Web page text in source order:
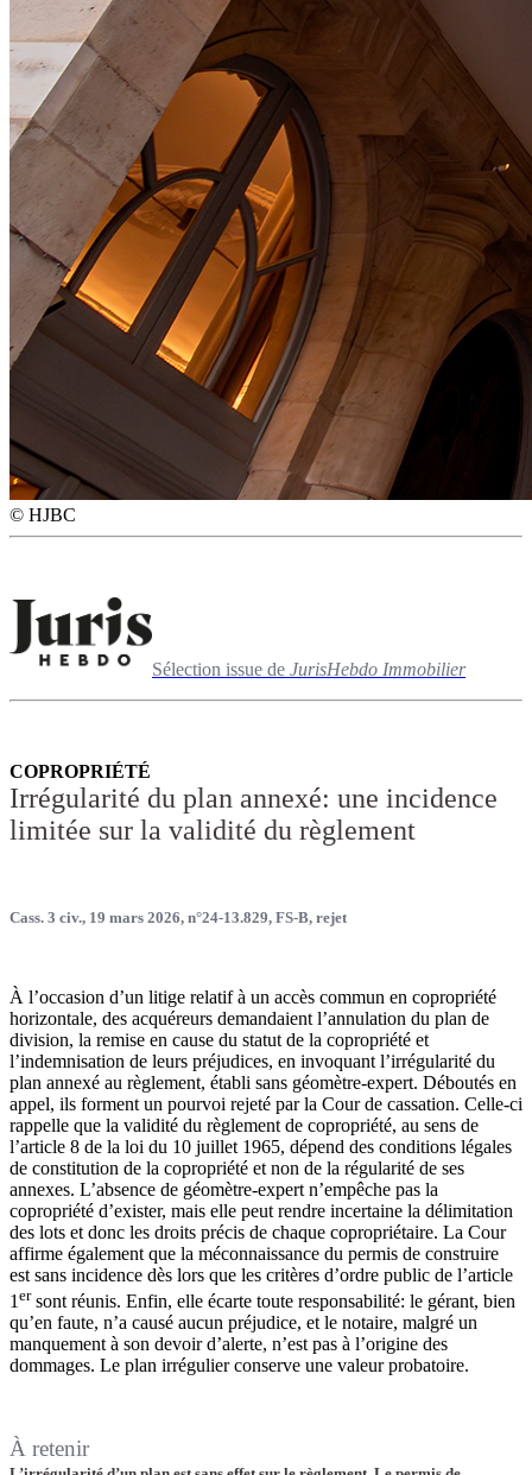
© HJBC
Sélection issue de JurisHebdo Immobilier
COPROPRIÉTÉ
Irrégularité du plan annexé: une incidence
limitée sur la validité du règlement
Cass. 3 civ., 19 mars 2026, n°24-13.829, FS-B, rejet
À l’occasion d’un litige relatif à un accès commun en copropriété
horizontale, des acquéreurs demandaient l’annulation du plan de
division, la remise en cause du statut de la copropriété et
l’indemnisation de leurs préjudices, en invoquant l’irrégularité du
plan annexé au règlement, établi sans géomètre-expert. Déboutés en
appel, ils forment un pourvoi rejeté par la Cour de cassation. Celle-ci
rappelle que la validité du règlement de copropriété, au sens de
l’article 8 de la loi du 10 juillet 1965, dépend des conditions légales
de constitution de la copropriété et non de la régularité de ses
annexes. L’absence de géomètre-expert n’empêche pas la
copropriété d’exister, mais elle peut rendre incertaine la délimitation
des lots et donc les droits précis de chaque copropriétaire. La Cour
affirme également que la méconnaissance du permis de construire
est sans incidence dès lors que les critères d’ordre public de l’article
1 ersont réunis. Enfin, elle écarte toute responsabilité: le gérant, bien
qu’en faute, n’a causé aucun préjudice, et le notaire, malgré un
manquement à son devoir d’alerte, n’est pas à l’origine des
dommages. Le plan irrégulier conserve une valeur probatoire.
À retenir